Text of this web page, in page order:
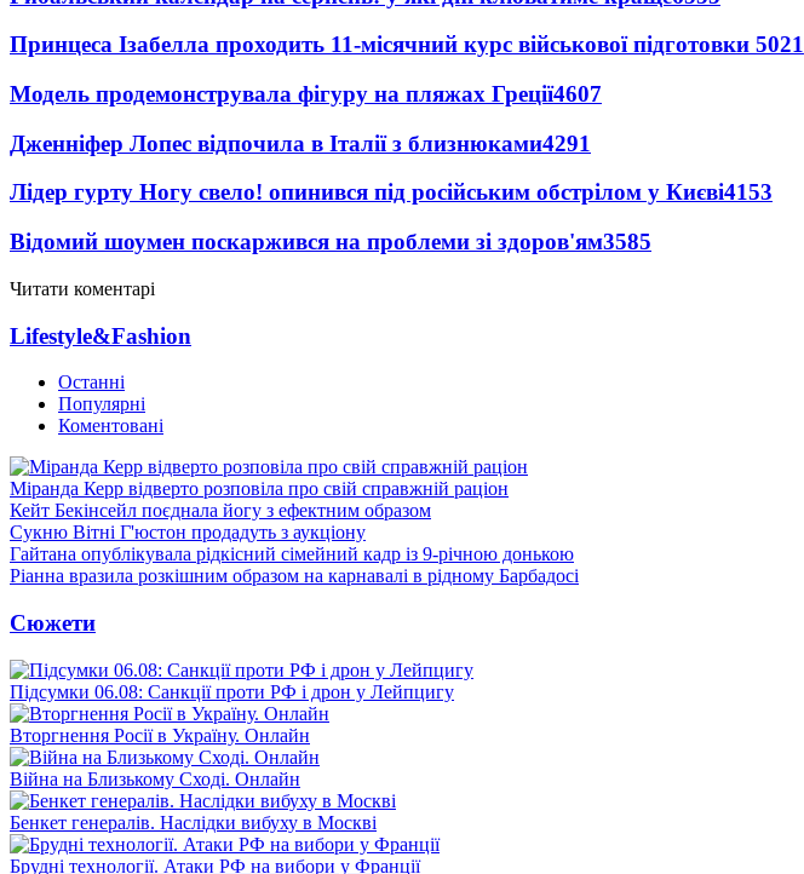
Принцеса Ізабелла проходить 11-місячний курс військової підготовки 5021
Модель продемонструвала фігуру на пляжах Греції4607
Дженніфер Лопес відпочила в Італії з близнюками4291
Лідер гурту Ногу свело! опинився під російським обстрілом у Києві4153
Відомий шоумен поскаржився на проблеми зі здоров'ям3585
Читати коментарі
Lifestyle&Fashion
Останні
Популярні
Коментовані
Міранда Керр відверто розповіла про свій справжній раціон
Кейт Бекінсейл поєднала йогу з ефектним образом
Сукню Вітні Г'юстон продадуть з аукціону
Гайтана опублікувала рідкісний сімейний кадр із 9-річною донькою
Ріанна вразила розкішним образом на карнавалі в рідному Барбадосі
Сюжети
Підсумки 06.08: Санкції проти РФ і дрон у Лейпцигу
Вторгнення Росії в Україну. Онлайн
Війна на Близькому Сході. Онлайн
Бенкет генералів. Наслідки вибуху в Москві
Брудні технології. Атаки РФ на вибори у Франції